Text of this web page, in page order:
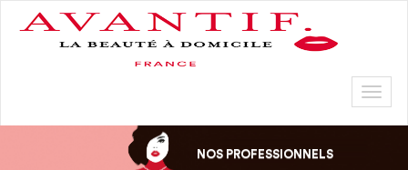
NOS PROFESSIONNELS